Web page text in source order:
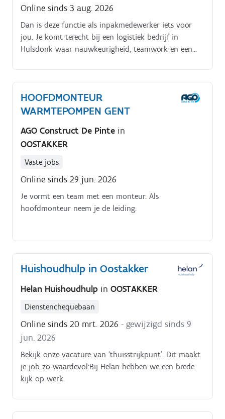
Online sinds 3 aug. 2026
Dan is deze functie als inpakmedewerker iets voor
jou. Je komt terecht bij een logistiek bedrijf in
Hulsdonk waar nauwkeurigheid, teamwork en een
HOOFDMONTEUR
WARMTEPOMPEN GENT
AGO Construct De Pinte in
OOSTAKKER
Vaste jobs
Online sinds 29 jun. 2026
Je vormt een team met een monteur. Als
hoofdmonteur neem je de leiding.
Huishoudhulp in Oostakker
Helan Huishoudhulp in OOSTAKKER
Dienstenchequebaan
Online sinds 20 mrt. 2026 - gewijzigd sinds 9
jun. 2026
Bekijk onze vacature van ‘thuisstrijkpunt’. Dit maakt
je job zo waardevol:Bij Helan hebben we een brede
kijk op werk.